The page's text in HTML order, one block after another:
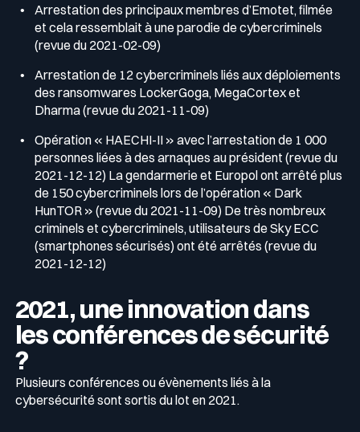
Arrestation des principaux membres d’Emotet, filmée
et cela ressemblait à une parodie de cybercriminels
(revue du 2021-02-09)
Arrestation de 12 cybercriminels liés aux déploiements
des ransomwares LockerGoga, MegaCortex et
Dharma (revue du 2021-11-09)
Opération « HAECHI-II » avec l’arrestation de 1 000
personnes liées à des arnaques au président (revue du
2021-12-12) La gendarmerie et Europol ont arrêté plus
de 150 cybercriminels lors de l’opération « Dark
HunTOR » (revue du 2021-11-09) De très nombreux
criminels et cybercriminels, utilisateurs de Sky ECC
(smartphones sécurisés) ont été arrêtés (revue du
2021-12-12)
2021, une innovation dans
les conférences de sécurité
?
Plusieurs conférences ou évènements liés à la
cybersécurité sont sortis du lot en 2021.